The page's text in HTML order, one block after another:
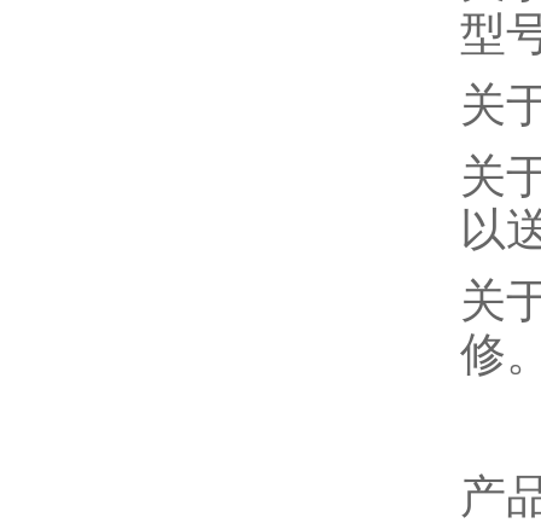
型
关
关
以
关
修
产